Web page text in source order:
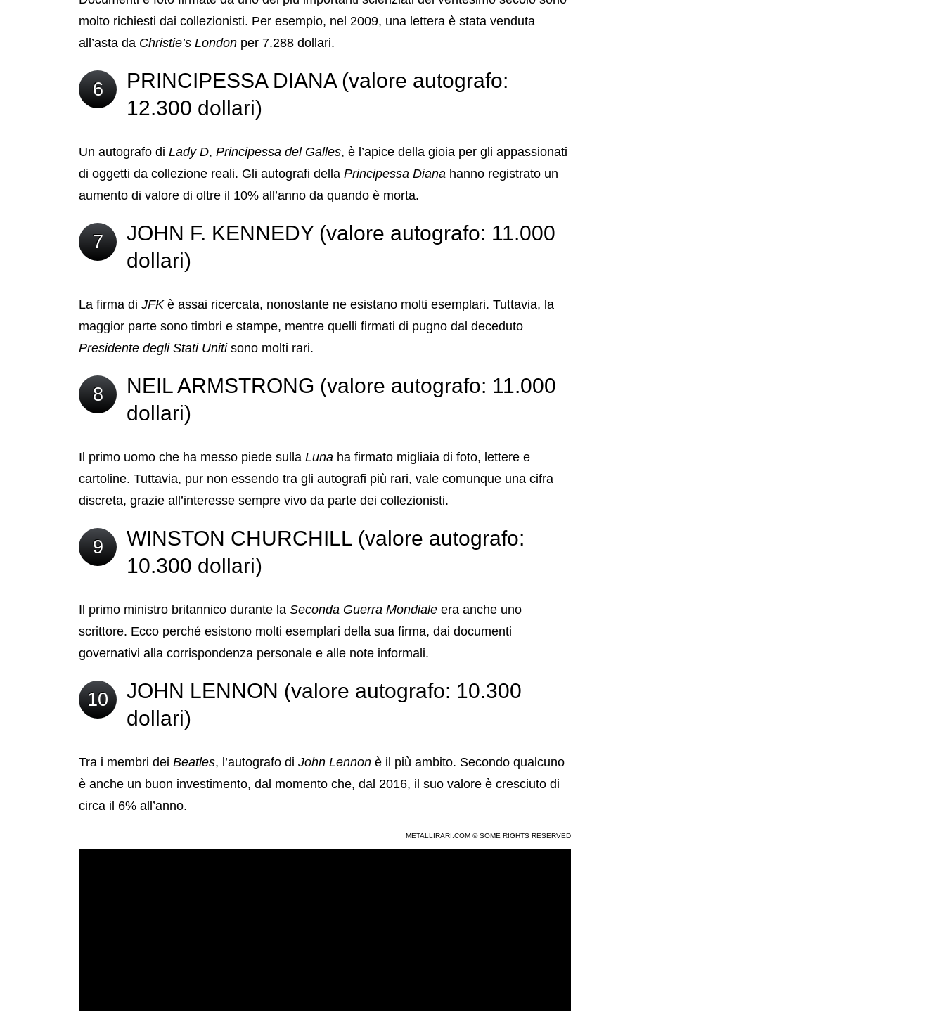
molto richiesti dai collezionisti. Per esempio, nel 2009, una lettera è stata venduta
all’asta da Christie’s London per 7.288 dollari.
6
PRINCIPESSA DIANA (valore autografo:
12.300 dollari)
Un autografo di Lady D, Principessa del Galles, è l’apice della gioia per gli appassionati
di oggetti da collezione reali. Gli autografi della Principessa Diana hanno registrato un
aumento di valore di oltre il 10% all’anno da quando è morta.
7
JOHN F. KENNEDY (valore autografo: 11.000
dollari)
La firma di JFKè assai ricercata, nonostante ne esistano molti esemplari. Tuttavia, la
maggior parte sono timbri e stampe, mentre quelli firmati di pugno dal deceduto
Presidente degli Stati Unitisono molti rari.
8
NEIL ARMSTRONG (valore autografo: 11.000
dollari)
Il primo uomo che ha messo piede sulla Luna ha firmato migliaia di foto, lettere e
cartoline. Tuttavia, pur non essendo tra gli autografi più rari, vale comunque una cifra
discreta, grazie all’interesse sempre vivo da parte dei collezionisti.
9
WINSTON CHURCHILL (valore autografo:
10.300 dollari)
Il primo ministro britannico durante la Seconda Guerra Mondiale era anche uno
scrittore. Ecco perché esistono molti esemplari della sua firma, dai documenti
governativi alla corrispondenza personale e alle note informali.
10
JOHN LENNON (valore autografo: 10.300
dollari)
Tra i membri dei Beatles, l’autografo di John Lennon è il più ambito. Secondo qualcuno
è anche un buon investimento, dal momento che, dal 2016, il suo valore è cresciuto di
circa il 6% all’anno.
METALLIRARI.COM © SOME RIGHTS RESERVED